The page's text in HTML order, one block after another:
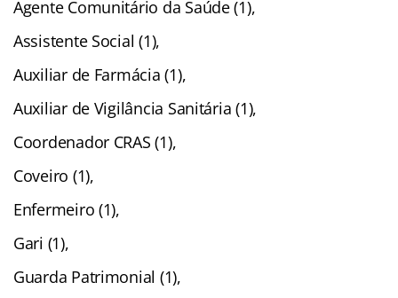
Agente Comunitário da Saúde (1),
Assistente Social (1),
Auxiliar de Farmácia (1),
Auxiliar de Vigilância Sanitária (1),
Coordenador CRAS (1),
Coveiro (1),
Enfermeiro (1),
Gari (1),
Guarda Patrimonial (1),